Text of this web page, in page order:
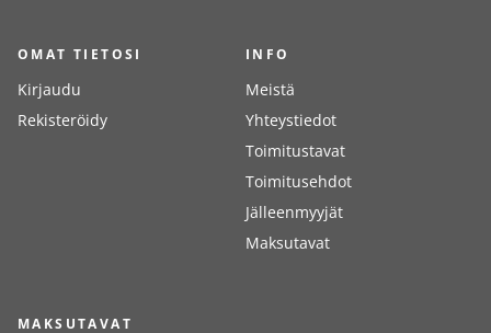
OMAT TIETOSI
Kirjaudu
Rekisteröidy
INFO
Meistä
Yhteystiedot
Toimitustavat
Toimitusehdot
Jälleenmyyjät
Maksutavat
MAKSUTAVAT